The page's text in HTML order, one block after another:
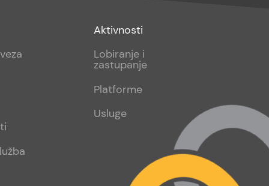
Footer
sub
Aktivnosti
Lobiranje i
zastupanje
Platforme
Usluge